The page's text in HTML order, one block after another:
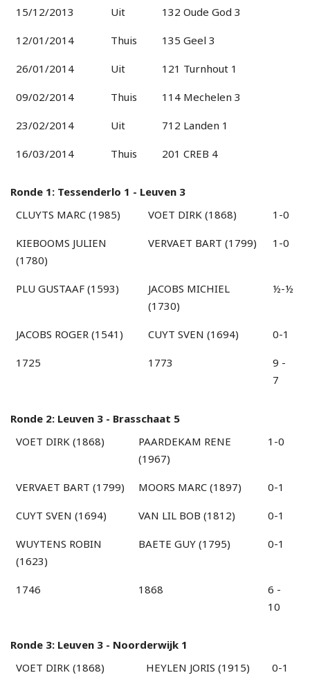
15/12/2013 Uit 132 Oude God 3
12/01/2014 Thuis 135 Geel 3
26/01/2014 Uit 121 Turnhout 1
09/02/2014 Thuis 114 Mechelen 3
23/02/2014 Uit 712 Landen 1
16/03/2014 Thuis 201 CREB 4
Ronde 1: Tessenderlo 1 - Leuven 3
1725 1773
9 -
7
CLUYTS MARC (1985) VOET DIRK (1868) 1-0
KIEBOOMS JULIEN
(1780)
VERVAET BART (1799) 1-0
PLU GUSTAAF (1593)
JACOBS MICHIEL
(1730)
½-½
JACOBS ROGER (1541) CUYT SVEN (1694) 0-1
Ronde 2: Leuven 3 - Brasschaat 5
1746 1868
6 -
10
VOET DIRK (1868)
PAARDEKAM RENE
(1967)
1-0
VERVAET BART (1799) MOORS MARC (1897) 0-1
CUYT SVEN (1694) VAN LIL BOB (1812) 0-1
WUYTENS ROBIN
(1623)
BAETE GUY (1795) 0-1
Ronde 3: Leuven 3 - Noorderwijk 1
VOET DIRK (1868)
HEYLEN JORIS (1915) 0-1